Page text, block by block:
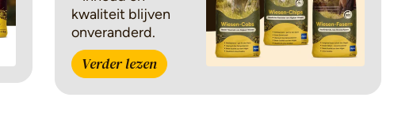
kwaliteit blijven
onveranderd.
Verder lezen